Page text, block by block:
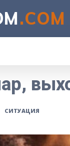
.COM
СИТУАЦИЯ